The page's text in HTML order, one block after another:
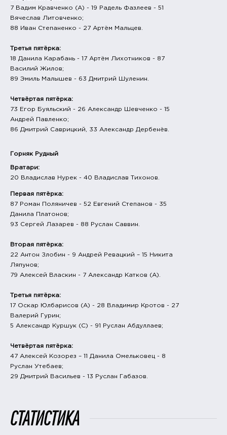
7 Вадим Кравченко (А) - 19 Радель Фазлеев - 51
Вячеслав Литовченко;
88 Иван Степаненко - 27 Артём Мальцев.
Третья пятёрка:
18 Данила Карабань - 17 Артём Лихотников - 87
Василий Жилов;
89 Эмиль Малышев - 63 Дмитрий Шуленин.
Четвёртая пятёрка:
73 Егор Буяльский - 26 Александр Шевченко - 15
Андрей Павленко;
86 Дмитрий Саврицкий, 33 Александр Дербенёв.
Горняк Рудный
Вратари:
20 Владислав Нурек - 40 Владислав Тихонов.
Первая пятёрка:
87 Роман Поляничев - 52 Евгений Степанов - 35
Данила Платонов;
93 Сергей Лазарев - 88 Руслан Саввин.
Вторая пятёрка:
22 Антон Злобин - 9 Андрей Ревацкий – 15 Никита
Ляпунов;
79 Алексей Власкин - 7 Александр Катков (А).
Третья пятёрка:
17 Оскар Юлбарисов (А) - 28 Владимир Кротов - 27
Валерий Гурин;
5 Александр Куршук (С) - 91 Руслан Абдуллаев;
Четвёртая пятёрка:
47 Алексей Козорез – 11 Данила Омельковец - 8
Руслан Утебаев;
29 Дмитрий Васильев - 13 Руслан Габазов.
СТАТИСТИКА